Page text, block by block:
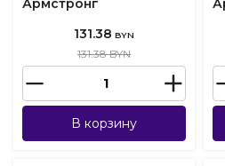
Армстронг
131.38 BYN
131.38 BYN
В корзину